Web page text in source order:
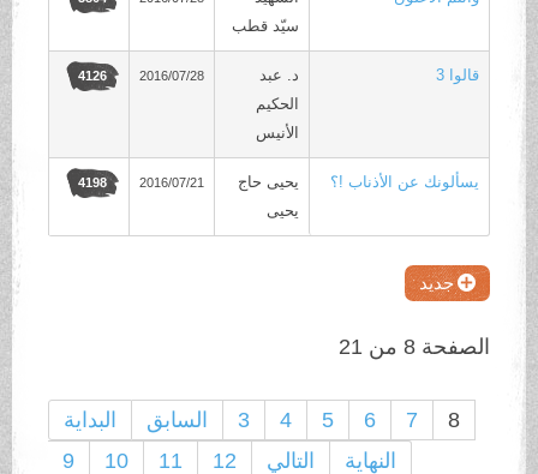
سيّد قطب
قالوا 3
د. عبد
الحكيم
الأنيس
2016/07/28
4126
يسألونك عن الأذناب !؟
يحيى حاج
يحيى
2016/07/21
4198
جديد
الصفحة 8 من 21
البداية السابق
التالي النهاية